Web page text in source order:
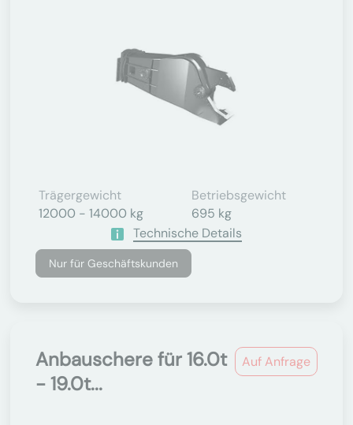
Trägergewicht
12000 - 14000 kg
Betriebsgewicht
695 kg
Technische Details
Nur für Geschäftskunden
Auf Anfrage
Anbauschere für 16.0t
- 19.0t...